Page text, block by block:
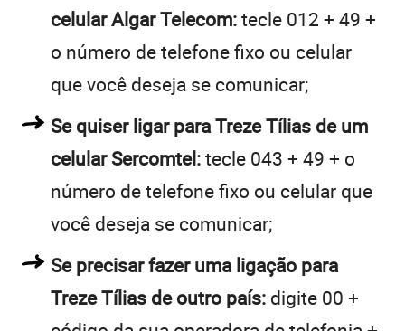
celular Algar Telecom:tecle 012 + 49 +
o número de telefone fixo ou celular
que você deseja se comunicar;
Se quiser ligar para Treze Tílias de um
celular Sercomtel:tecle 043 + 49 + o
número de telefone fixo ou celular que
você deseja se comunicar;
Se precisar fazer uma ligação para
Treze Tílias de outro país: digite 00 +